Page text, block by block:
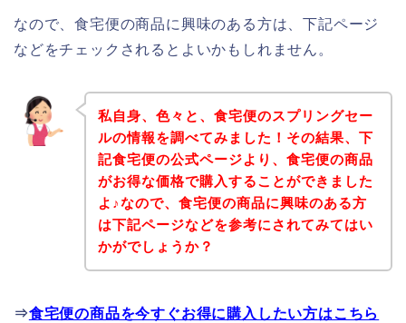
なので、食宅便の商品に興味のある方は、下記ページ
などをチェックされるとよいかもしれません。
私自身、色々と、食宅便のスプリングセー
ルの情報を調べてみました！その結果、下
記食宅便の公式ページより、食宅便の商品
がお得な価格で購入することができました
よ♪なので、食宅便の商品に興味のある方
は下記ページなどを参考にされてみてはい
かがでしょうか？
⇒食宅便の商品を今すぐお得に購入したい方はこちら